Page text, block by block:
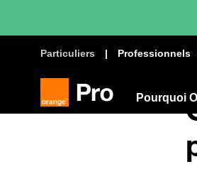
Particuliers Professionnels
Pourquoi